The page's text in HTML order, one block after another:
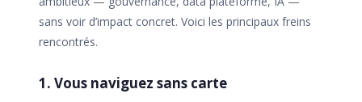
sans voir d’impact concret. Voici les principaux freins
rencontrés.
1. Vous naviguez sans carte